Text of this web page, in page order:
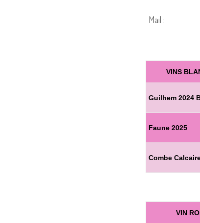
Mail :
VINS
Guilhem 2024
Faune 2025
Combe
VIN